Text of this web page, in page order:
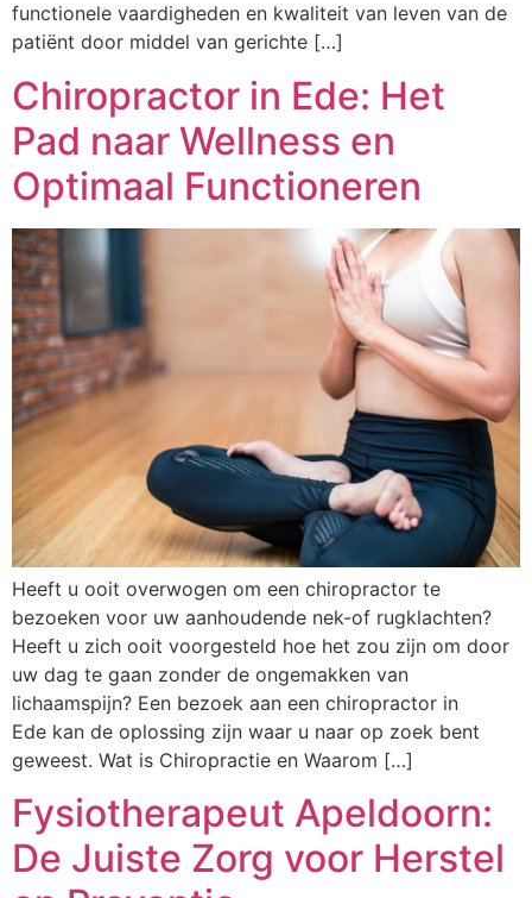
functionele vaardigheden en kwaliteit van leven van de
patiënt door middel van gerichte […]
Chiropractor in Ede: Het
Pad naar Wellness en
Optimaal Functioneren
Heeft u ooit overwogen om een chiropractor te
bezoeken voor uw aanhoudende nek-of rugklachten?
Heeft u zich ooit voorgesteld hoe het zou zijn om door
uw dag te gaan zonder de ongemakken van
lichaamspijn? Een bezoek aan een chiropractor in
Ede kan de oplossing zijn waar u naar op zoek bent
geweest. Wat is Chiropractie en Waarom […]
Fysiotherapeut Apeldoorn:
De Juiste Zorg voor Herstel